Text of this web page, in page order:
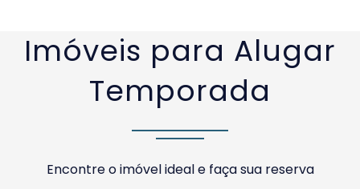
Imóveis para Alugar
Temporada
Encontre o imóvel ideal e faça sua reserva